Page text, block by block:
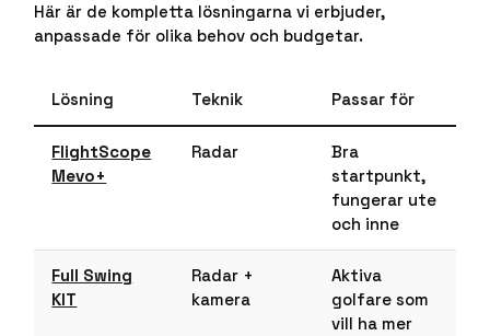
Här är de kompletta lösningarna vi erbjuder,
anpassade för olika behov och budgetar.
Lösning Teknik Passar för
FlightScope
Mevo+
Radar
Bra
startpunkt,
fungerar ute
och inne
Full Swing
KIT
Radar +
kamera
Aktiva
golfare som
vill ha mer